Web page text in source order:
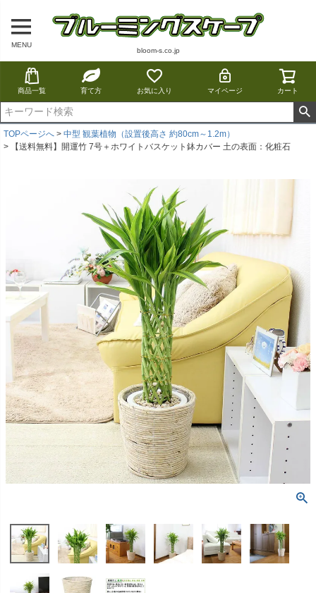
MENU
bloom-s.co.jp
商品一覧 育て方 お気に入り マイページ カート
TOPページへ
中型 観葉植物（設置後高さ 約80cm～1.2m）
【送料無料】開運竹 7号＋ホワイトバスケット鉢カバー 土の表面：化粧石